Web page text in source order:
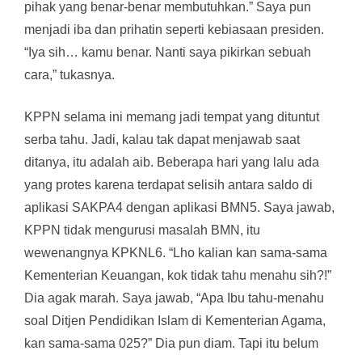
pihak yang benar-benar membutuhkan.” Saya pun
menjadi iba dan prihatin seperti kebiasaan presiden.
“Iya sih… kamu benar. Nanti saya pikirkan sebuah
cara,” tukasnya.
KPPN selama ini memang jadi tempat yang dituntut
serba tahu. Jadi, kalau tak dapat menjawab saat
ditanya, itu adalah aib. Beberapa hari yang lalu ada
yang protes karena terdapat selisih antara saldo di
aplikasi SAKPA4 dengan aplikasi BMN5. Saya jawab,
KPPN tidak mengurusi masalah BMN, itu
wewenangnya KPKNL6. “Lho kalian kan sama-sama
Kementerian Keuangan, kok tidak tahu menahu sih?!”
Dia agak marah. Saya jawab, “Apa Ibu tahu-menahu
soal Ditjen Pendidikan Islam di Kementerian Agama,
kan sama-sama 025?” Dia pun diam. Tapi itu belum